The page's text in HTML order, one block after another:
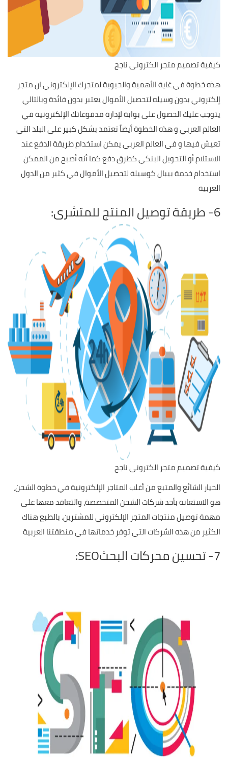
كيفية تصميم متجر الكترونى ناجح
هذه خطوة في غاية الأهمية والحيوية لمتجرك الإلكتروني ان متجر
إلكتروني بدون وسيله لتحصيل الأموال يعتبر بدون فائدة وبالتالي
يتوجب عليك الحصول على بوابة لإدارة مدفوعاتك الإلكترونية في
العالم العربي و هذه الخطوة أيضاً تعتمد بشكل كبير على البلد التي
تعيش فيها و في العالم العربي يمكن استخدام طريقة الدفع عند
الاستلام أو التحويل البنكي كطرق دفع كما أنه أصبح من الممكن
استخدام خدمة بيبال كوسيلة لتحصيل الأموال في كثير من الدول
العربية
6- طريقة توصيل المنتج للمتشرى:
كيفية تصميم متجر الكترونى ناجح
الخيار الشائع والمتبع من أغلب المتاجر الإلكترونية في خطوة الشحن،
هو الاستعانة بأحد شركات الشحن المتخصصة، والتعاقد معها على
مهمة توصيل منتجات المتجر الإلكتروني للمشترين. بالطبع هناك
الكثير من هذه الشركات التي توفر خدماتها في منطقتنا العربية
7- تحسين محركات البحثSEO: